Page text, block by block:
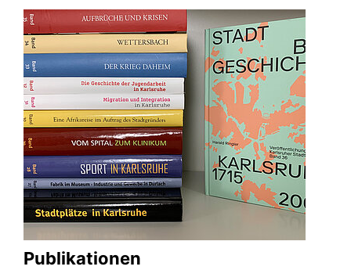
Publikationen